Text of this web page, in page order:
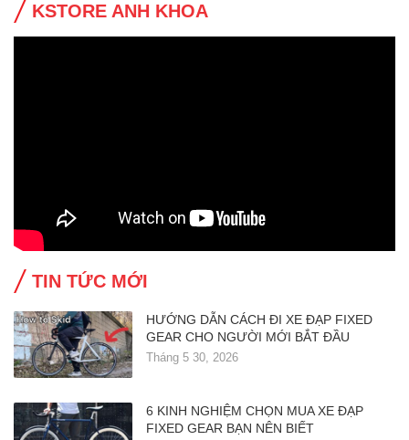
KSTORE ANH KHOA
TIN TỨC MỚI
HƯỚNG DẪN CÁCH ĐI XE ĐẠP FIXED
GEAR CHO NGƯỜI MỚI BẮT ĐẦU
Tháng 5 30, 2026
6 KINH NGHIỆM CHỌN MUA XE ĐẠP
FIXED GEAR BẠN NÊN BIẾT